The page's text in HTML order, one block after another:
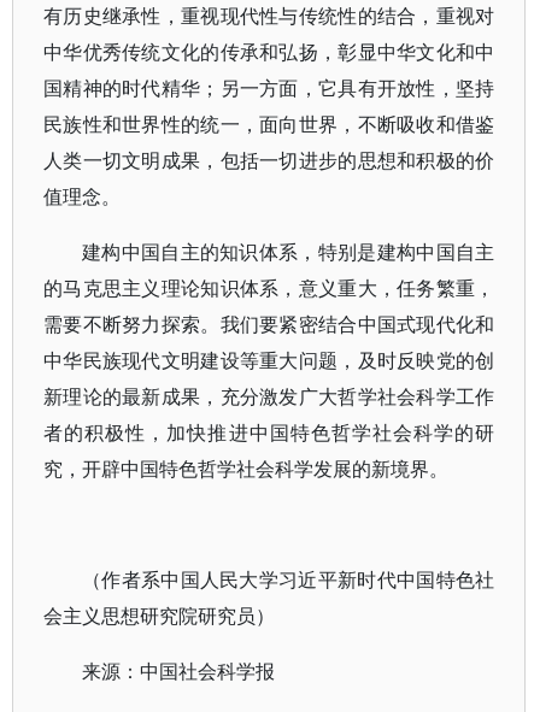
有历史继承性，重视现代性与传统性的结合，重视对
中华优秀传统文化的传承和弘扬，彰显中华文化和中
国精神的时代精华；另一方面，它具有开放性，坚持
民族性和世界性的统一，面向世界，不断吸收和借鉴
人类一切文明成果，包括一切进步的思想和积极的价
值理念。
建构中国自主的知识体系，特别是建构中国自主
的马克思主义理论知识体系，意义重大，任务繁重，
需要不断努力探索。我们要紧密结合中国式现代化和
中华民族现代文明建设等重大问题，及时反映党的创
新理论的最新成果，充分激发广大哲学社会科学工作
者的积极性，加快推进中国特色哲学社会科学的研
究，开辟中国特色哲学社会科学发展的新境界。
（作者系中国人民大学习近平新时代中国特色社
会主义思想研究院研究员）
来源：中国社会科学报